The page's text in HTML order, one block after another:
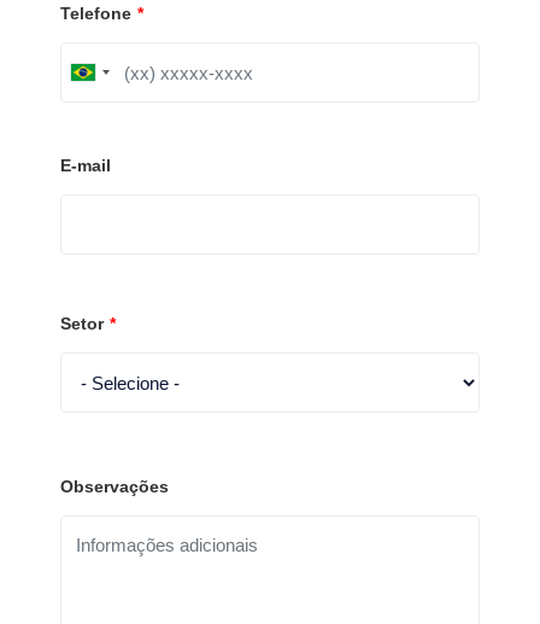
Telefone *
B
i
E-mail
Setor *
Observações